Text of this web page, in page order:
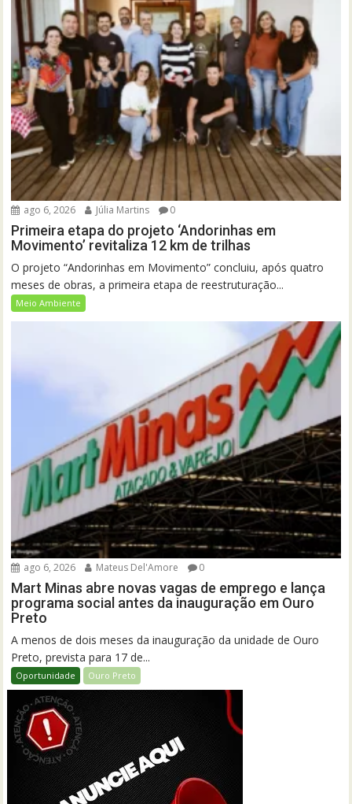
ago 6, 2026 Júlia Martins 0
Primeira etapa do projeto ‘Andorinhas em
Movimento’ revitaliza 12 km de trilhas
O projeto “Andorinhas em Movimento” concluiu, após quatro
meses de obras, a primeira etapa de reestruturação...
Meio Ambiente
ago 6, 2026 Mateus Del'Amore 0
Mart Minas abre novas vagas de emprego e lança
programa social antes da inauguração em Ouro
Preto
A menos de dois meses da inauguração da unidade de Ouro
Preto, prevista para 17 de...
Oportunidade Ouro Preto